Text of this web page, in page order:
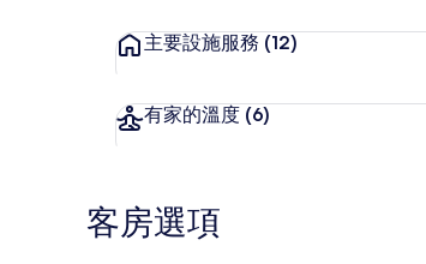
主要設施服務 (12)
有家的溫度 (6)
客房選項